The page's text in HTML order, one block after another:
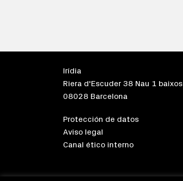
Irídia
Riera d'Escuder 38 Nau 1 baixos
08028 Barcelona
Protección de datos
Aviso legal
Canal ético interno